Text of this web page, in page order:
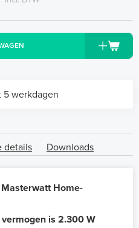
5 werkdagen
details Downloads
Home-
is 2.300 W